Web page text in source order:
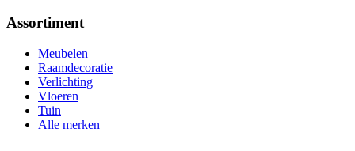
Assortiment
Meubelen
Raamdecoratie
Verlichting
Vloeren
Tuin
Alle merken